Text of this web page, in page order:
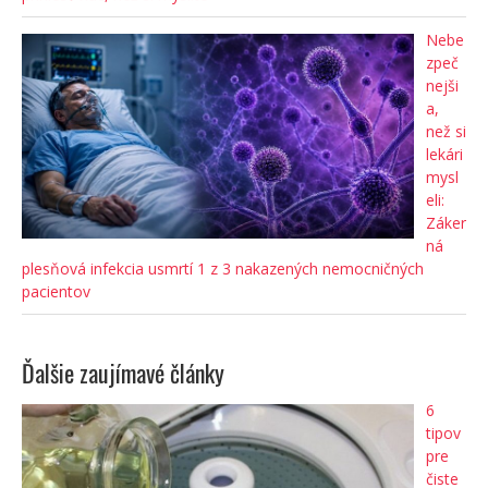
Nebe
zpeč
nejši
a,
než si
lekári
mysl
eli:
Záker
ná
plesňová infekcia usmrtí 1 z 3 nakazených nemocničných
pacientov
Ďalšie zaujímavé články
6
tipov
pre
čiste